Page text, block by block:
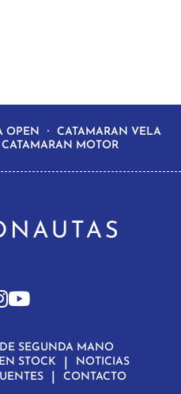
OPEN
CATAMARAN VELA
CATAMARAN MOTOR
SEGUNDA MANO
STOCK
NOTICIAS
CONTACTO